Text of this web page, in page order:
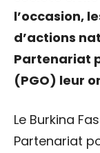
l’occasion,
d’actions
Partenariat
(PGO) leur
Le Burkina
Partenariat